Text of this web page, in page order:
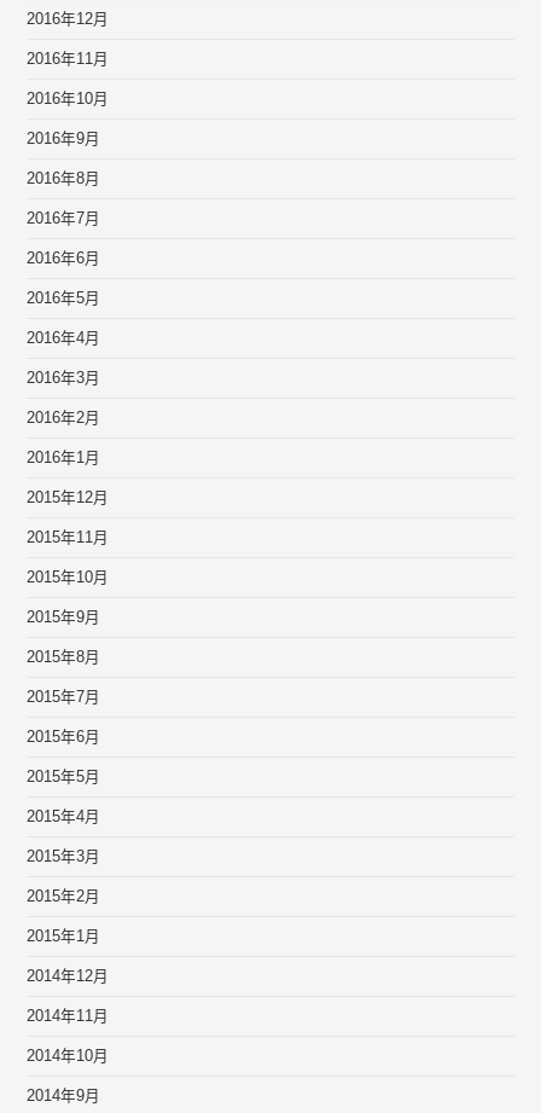
2016年12月
2016年11月
2016年10月
2016年9月
2016年8月
2016年7月
2016年6月
2016年5月
2016年4月
2016年3月
2016年2月
2016年1月
2015年12月
2015年11月
2015年10月
2015年9月
2015年8月
2015年7月
2015年6月
2015年5月
2015年4月
2015年3月
2015年2月
2015年1月
2014年12月
2014年11月
2014年10月
2014年9月